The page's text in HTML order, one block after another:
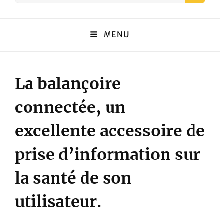
MENU
La balançoire
connectée, un
excellente accessoire de
prise d’information sur
la santé de son
utilisateur.